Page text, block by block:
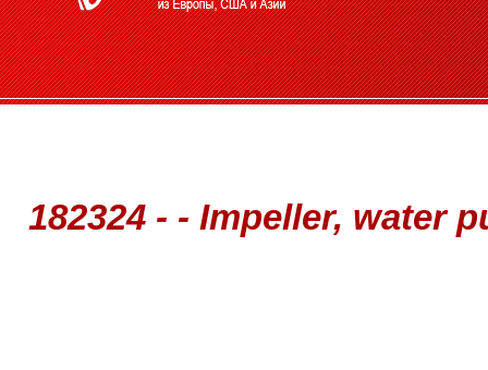
182324 - - Impeller, water